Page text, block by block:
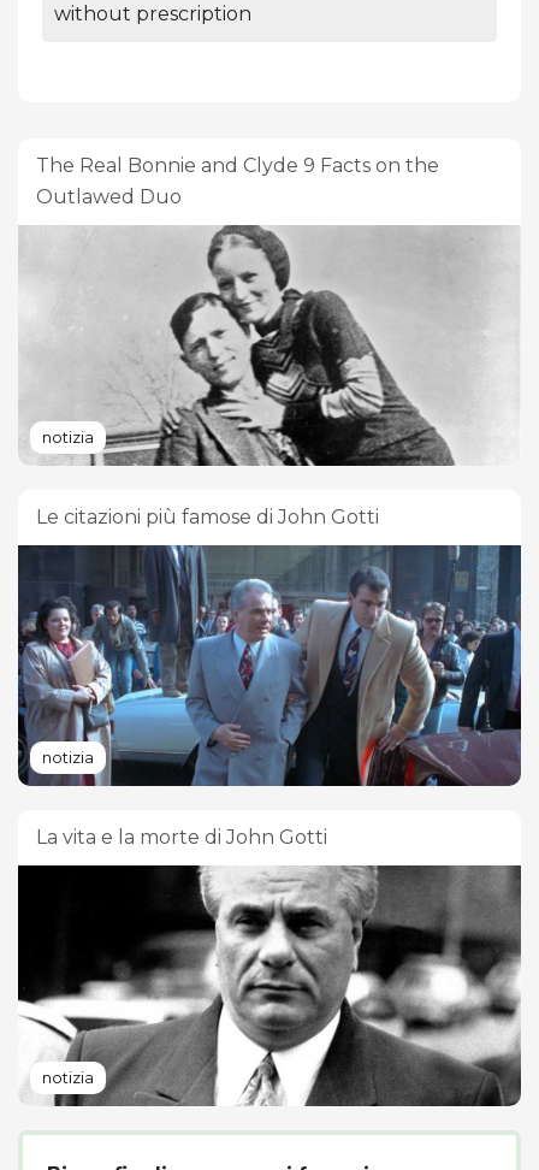
without prescription
The Real Bonnie and Clyde 9 Facts on the
Outlawed Duo
notizia
Le citazioni più famose di John Gotti
notizia
La vita e la morte di John Gotti
notizia